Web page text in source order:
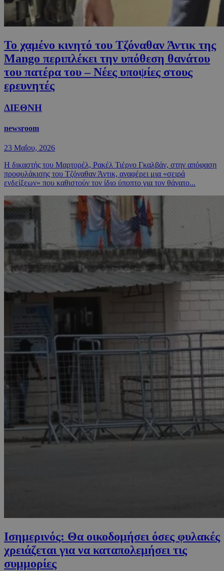
Το χαμένο κινητό του Τζόναθαν Άντικ της
Mango περιπλέκει την υπόθεση θανάτου
του πατέρα του – Nέες υποψίες στους
ερευνητές
ΔΙΕΘΝΗ
newsroom
23 Μαΐου, 2026
Η δικαστής του Μαρτορέλ, Ρακέλ Τιέρνο Γκαλβάν, στην απόφαση
προφυλάκισης του Τζόναθαν Άντικ, αναφέρει μια «σειρά
ενδείξεων» που καθιστούν τον ίδιο ύποπτο για τον θάνατο...
Ισημερινός: Θα οικοδομήσει όσες φυλακές
χρειάζεται για να καταπολεμήσει τις
συμμορίες